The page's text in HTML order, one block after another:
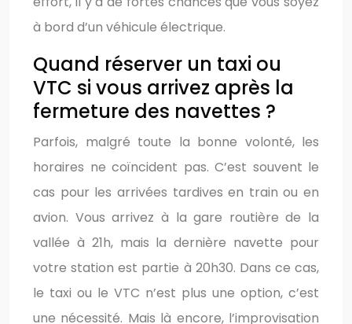
à bord d’un véhicule électrique.
Quand réserver un taxi ou
VTC si vous arrivez après la
fermeture des navettes ?
Parfois, malgré toute la bonne volonté, les
horaires ne coïncident pas. C’est souvent le
cas pour les arrivées tardives en train ou en
avion. Vous arrivez à la gare routière de la
vallée à 21h, mais la dernière navette pour
votre station est partie à 20h30. Dans ce cas,
le taxi ou le VTC n’est plus une option, c’est
une nécessité. Mais là encore, l’improvisation